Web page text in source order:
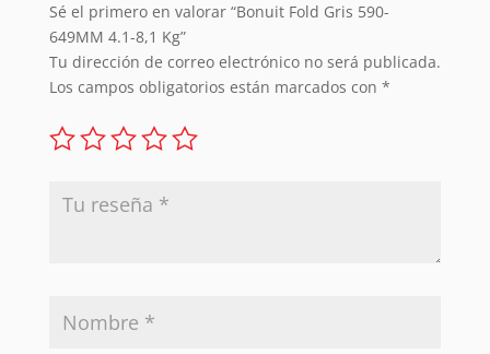
Sé el primero en valorar “Bonuit Fold Gris 590-
649MM 4.1-8,1 Kg”
Tu dirección de correo electrónico no será publicada.
Los campos obligatorios están marcados con *